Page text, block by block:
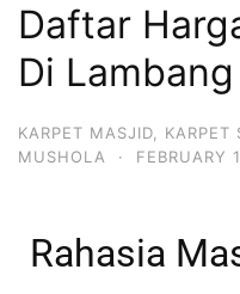
Daftar
Di
KARPET MASJID
KARPET
MUSHOLA
· FEBRUARY
Rahasia